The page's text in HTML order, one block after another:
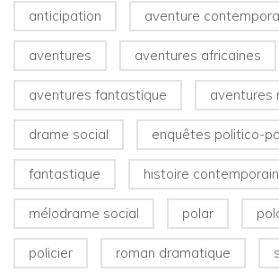
anticipation aventure
aventures aventures africaines
aventures fantastique aventures
drame social enquêtes politico-
fantastique histoire
mélodrame social polar
policier roman dramatique